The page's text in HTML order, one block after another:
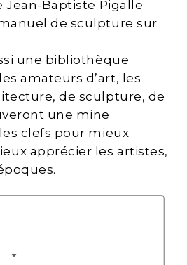
Jean-Baptiste Pigalle
de sculpture sur
une bibliothèque
amateurs d’art, les
de sculpture, de
une mine
clefs pour mieux
apprécier les artistes,
arrow_drop_down